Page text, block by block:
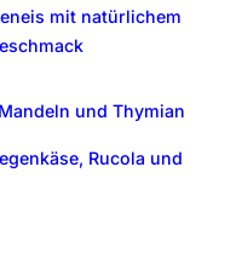
mit natürlichem
und Thymian
Rucola und